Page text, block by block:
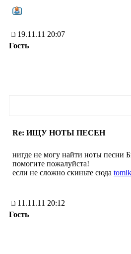
19.11.11 20:07
Гость
Re: ИЩУ НОТЫ ПЕСЕН
нигде не могу найти ноты песни
помогите пожалуйста!
если не сложно скиньте сюда
11.11.11 20:12
Гость